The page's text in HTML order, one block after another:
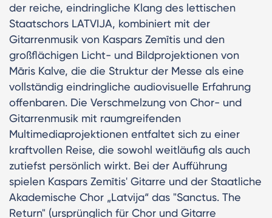
der reiche, eindringliche Klang des lettischen
Staatschors LATVIJA, kombiniert mit der
Gitarrenmusik von Kaspars Zemītis und den
großflächigen Licht- und Bildprojektionen von
Māris Kalve, die die Struktur der Messe als eine
vollständig eindringliche audiovisuelle Erfahrung
offenbaren. Die Verschmelzung von Chor- und
Gitarrenmusik mit raumgreifenden
Multimediaprojektionen entfaltet sich zu einer
kraftvollen Reise, die sowohl weitläufig als auch
zutiefst persönlich wirkt. Bei der Aufführung
spielen Kaspars Zemītis' Gitarre und der Staatliche
Akademische Chor „Latvija“ das "Sanctus. The
Return" (ursprünglich für Chor und Gitarre